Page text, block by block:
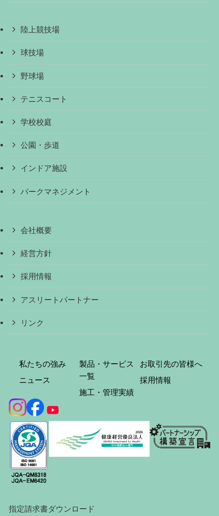
陸上競技場
球技場
野球場
テニスコート
学校校庭
公園・歩道
インドア施設
パークマネジメント
会社概要
経営方針
採用情報
アスリートパートナー
リンク
私たちの強み
ニュース
製品・サービス
一覧
施工・管理実績
お取引先の皆様へ
採用情報
指定請求書ダウンロード